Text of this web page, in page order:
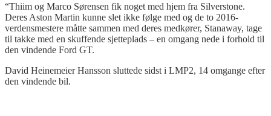
“Thiim og Marco Sørensen fik noget med hjem fra Silverstone.
Deres Aston Martin kunne slet ikke følge med og de to 2016-
verdensmestere måtte sammen med deres medkører, Stanaway, tage
til takke med en skuffende sjetteplads – en omgang nede i forhold til
den vindende Ford GT.
David Heinemeier Hansson sluttede sidst i LMP2, 14 omgange efter
den vindende bil.